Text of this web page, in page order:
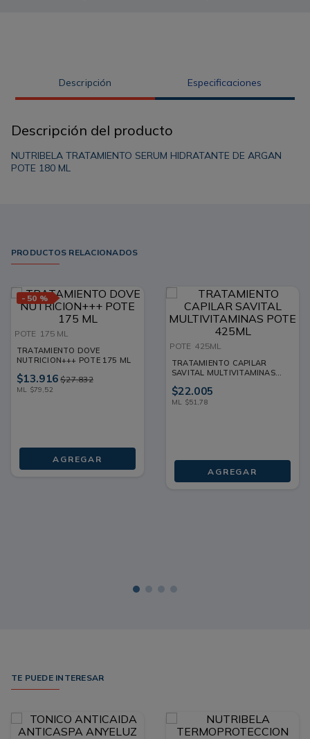
Descripción Especificaciones
Descripción del producto
NUTRIBELA TRATAMIENTO SERUM HIDRATANTE DE ARGAN
POTE 180 ML
PRODUCTOS RELACIONADOS
- 50 %
POTE 175 ML
TRATAMIENTO DOVE
NUTRICION+++ POTE 175 ML
$13.916 $27.832
ML $79,52
AGREGAR
POTE 425ML
TRATAMIENTO CAPILAR
SAVITAL MULTIVITAMINAS
$22.005
ML $51,78
AGREGAR
TE PUEDE INTERESAR